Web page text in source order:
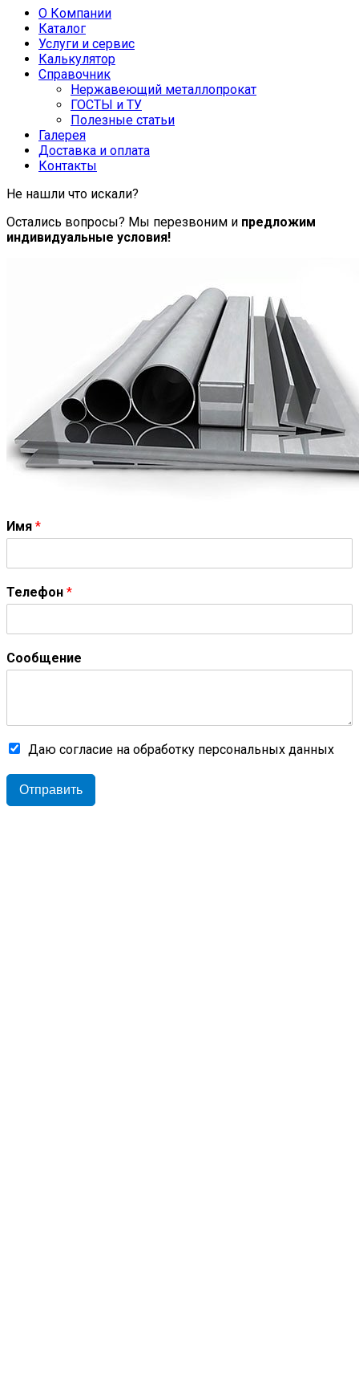
О Компании
Каталог
Услуги и сервис
Калькулятор
Справочник
Нержавеющий металлопрокат
ГОСТЫ и ТУ
Полезные статьи
Галерея
Доставка и оплата
Контакты
Не нашли что искали?
Остались вопросы? Мы перезвоним и предложим
индивидуальные условия!
Имя *
Телефон *
Сообщение
Даю согласие на обработку персональных данных
Отправить